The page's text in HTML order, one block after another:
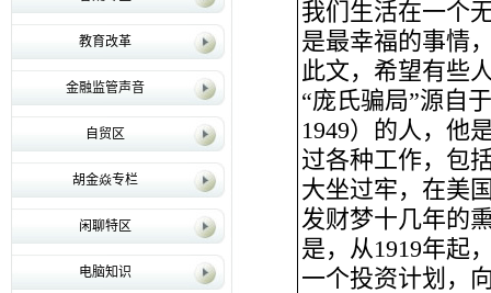
教育改革
金融监管声音
自贸区
胡金焱专栏
闲聊特区
电脑知识
我们生活在一个
是最幸福的事情
此文，希望有些
“庞氏骗局”源自
1949）的人，他
过各种工作，包
大坐过牢，在美
发财梦十几年的
是，从1919年起
一个投资计划，